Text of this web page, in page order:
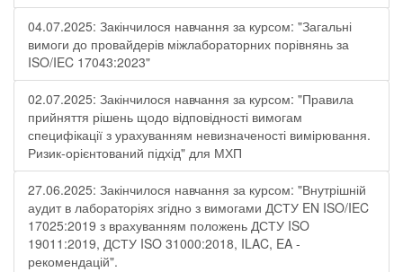
04.07.2025: Закінчилося навчання за курсом: "Загальні
вимоги до провайдерів міжлабораторних порівнянь за
ISO/IEC 17043:2023"
02.07.2025: Закінчилося навчання за курсом: "Правила
прийняття рішень щодо відповідності вимогам
специфікації з урахуванням невизначеності вимірювання.
Ризик-орієнтований підхід" для МХП
27.06.2025: Закінчилося навчання за курсом: "Внутрішній
аудит в лабораторіях згідно з вимогами ДСТУ EN ISO/IEC
17025:2019 з врахуванням положень ДСТУ ISO
19011:2019, ДСТУ ISO 31000:2018, ILAC, EA -
рекомендацій".